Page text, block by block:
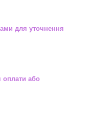
для уточнення
або